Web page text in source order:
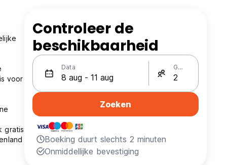
voor
gratis
Controleer de
beschikbaarheid
Data Gasten
Zoeken
Boeking duurt slechts 2 minuten
Onmiddellijke bevestiging